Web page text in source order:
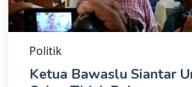
Politik
Ketua Bawaslu Siantar